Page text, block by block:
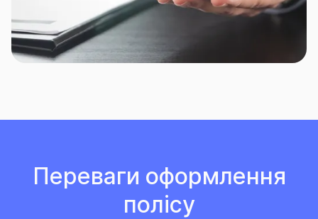
Переваги оформлення
полісу